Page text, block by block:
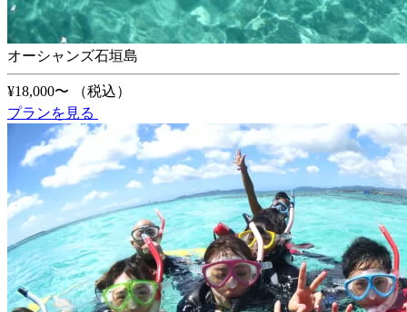
オーシャンズ石垣島
¥18,000〜
（税込）
プランを見る